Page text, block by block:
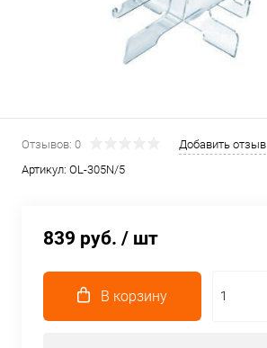
Отзывов: 0
Добавить отзыв
Артикул: OL-305N/5
839 руб. / шт
В корзину